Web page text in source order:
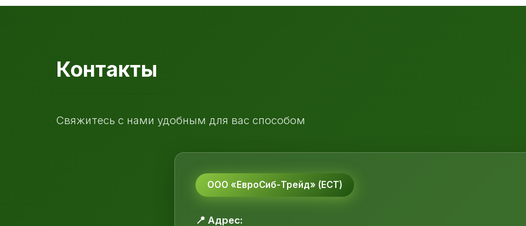
Контакты
Свяжитесь с нами удобным для вас способом
ООО «ЕвроСиб-Трейд» (ЕСТ)
📍 Адрес: